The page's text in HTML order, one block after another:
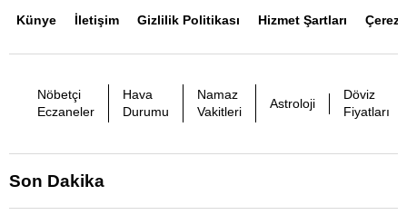
Künye İletişim Gizlilik Politikası Hizmet Şartları Çerez
Nöbetçi
Eczaneler
Hava
Durumu
Namaz
Vakitleri
Astroloji
Döviz
Fiyatları
Son Dakika